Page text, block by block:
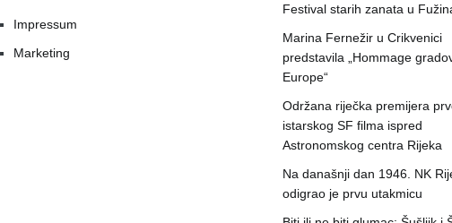
Impressum
Marketing
Festival starih zanata u
Marina Fernežir u Crikvenici
predstavila „Hommage
Europe“
Održana riječka premijera
istarskog SF filma ispred
Astronomskog centra Rijeka
Na današnji dan 1946. NK
odigrao je prvu utakmicu